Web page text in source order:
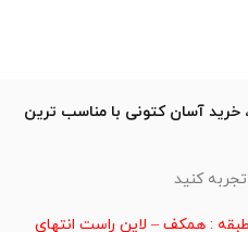
، خرید آسان کتونی با مناسب ترین
کنید
: همکف – لاین راست انتهای